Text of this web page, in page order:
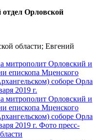
Орловской
области; Евгений